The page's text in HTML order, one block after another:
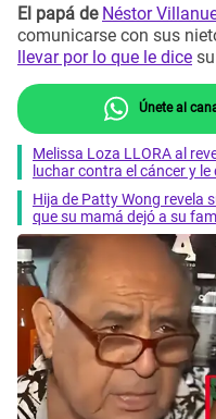
El papá de Néstor
comunicarse con sus
llevar por lo que le dice
Únete al
Melissa Loza LLORA al
luchar contra el cáncer y le
Hija de Patty Wong revela
que su mamá dejó a su